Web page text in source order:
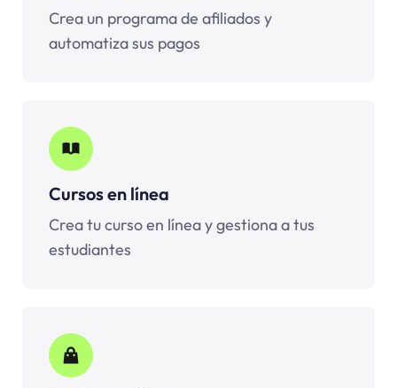
Crea un programa de afiliados y
automatiza sus pagos
Cursos en línea
Crea tu curso en línea y gestiona a tus
estudiantes